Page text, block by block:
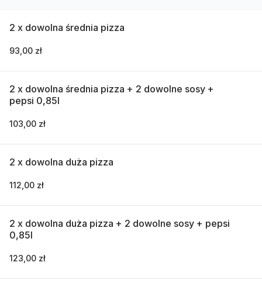
2 x dowolna średnia pizza
93,00 zł
2 x dowolna średnia pizza + 2 dowolne sosy +
pepsi 0,85l
103,00 zł
2 x dowolna duża pizza
112,00 zł
2 x dowolna duża pizza + 2 dowolne sosy + pepsi
0,85l
123,00 zł